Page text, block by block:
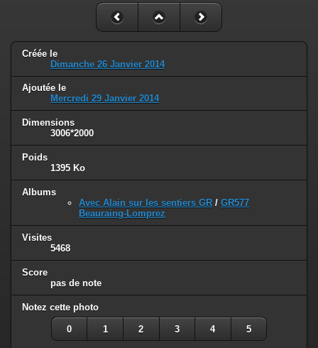
Créée le
Dimanche 26 Janvier 2014
Ajoutée le
Mercredi 29 Janvier 2014
Dimensions
3006*2000
Poids
1395 Ko
Albums
Avec Alain sur les sentiers GR / GR577
Beauraing-Lomprez
Visites
5468
Score
pas de note
Notez cette photo
0 1 2 3 4 5